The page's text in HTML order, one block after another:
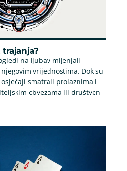
na ljubav mijenjali
vrijednostima. Dok su
smatrali prolaznima i
obvezama ili društven